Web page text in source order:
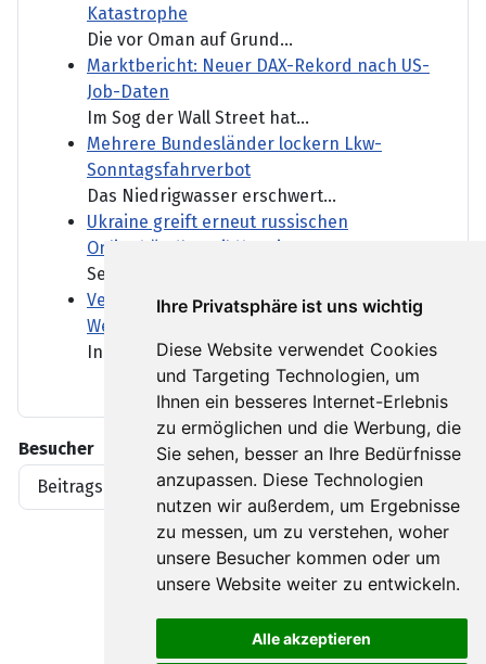
Ihre Privatsphäre ist uns wichtig
Diese Website verwendet Cookies
und Targeting Technologien, um
Ihnen ein besseres Internet-Erlebnis
zu ermöglichen und die Werbung, die
Sie sehen, besser an Ihre Bedürfnisse
anzupassen. Diese Technologien
nutzen wir außerdem, um Ergebnisse
zu messen, um zu verstehen, woher
unsere Besucher kommen oder um
unsere Website weiter zu entwickeln.
Alle akzeptieren
Katastrophe
Die vor Oman auf Grund...
Marktbericht: Neuer DAX-Rekord nach US-
Job-Daten
Im Sog der Wall Street hat...
Mehrere Bundesländer lockern Lkw-
Sonntagsfahrverbot
Das Niedrigwasser erschwert...
Ukraine greift erneut russischen
Onlinehändler Wildberries an
Seit einigen Wochen greift...
Verdächtiger Drohnenflug über "Patriot-
Werft"
In Mechernich befindet sich...
Besucher
Beitragsaufrufe
1919396